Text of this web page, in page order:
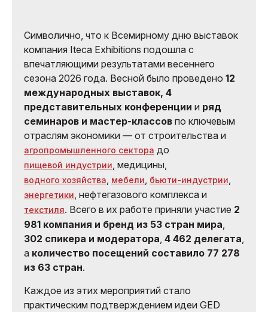
Символично, что к Всемирному дню выставок
компания Iteca Exhibitions подошла с
впечатляющими результатами весеннего
сезона 2026 года. Весной было проведено 12
международных выставок, 4
представительных конференции и ряд
семинаров и мастер-классов по ключевым
отраслям экономики — от строительства и
агропромышленного сектора до
пищевой индустрии , медицины,
водного хозяйства мебели бьюти-индустрии
энергетики , нефтегазового комплекса и
текстиля. Всего в их работе приняли участие 2
981 компания и бренд из 53 стран мира
302 спикера и модератора 4 462 делегата
а количество посещений составило 77 278
из 63 стран.
Каждое из этих мероприятий стало
практическим подтверждением идеи GED